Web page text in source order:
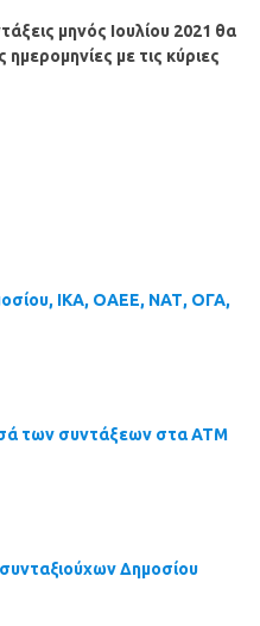
μηνός Ιουλίου2021 θα
με τις κύριες
ΙΚΑ, ΟΑΕΕ, ΝΑΤ, ΟΓΑ,
των συντάξεων στα ΑΤΜ
Δημοσίου